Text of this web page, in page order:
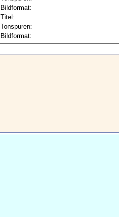
Bildformat:
Titel:
Tonspuren:
Bildformat: